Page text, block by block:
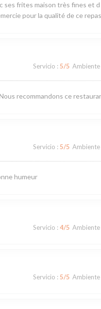
frites maison très fines et
pour la qualité de ce
Servicio : 5/5 Ambiente
recommandons ce
Servicio : 5/5 Ambiente
humeur
Servicio : 4/5 Ambiente
Servicio : 5/5 Ambiente